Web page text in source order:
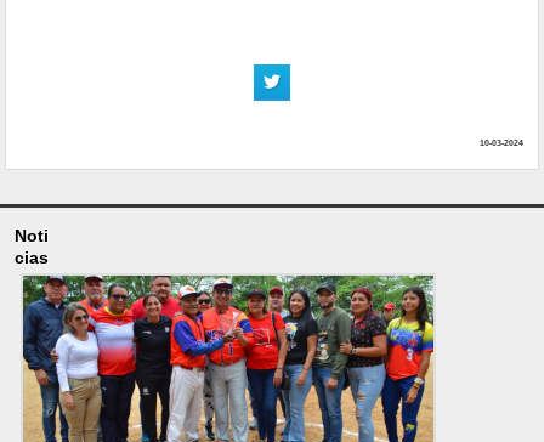
10-03-2024
Noti
cias